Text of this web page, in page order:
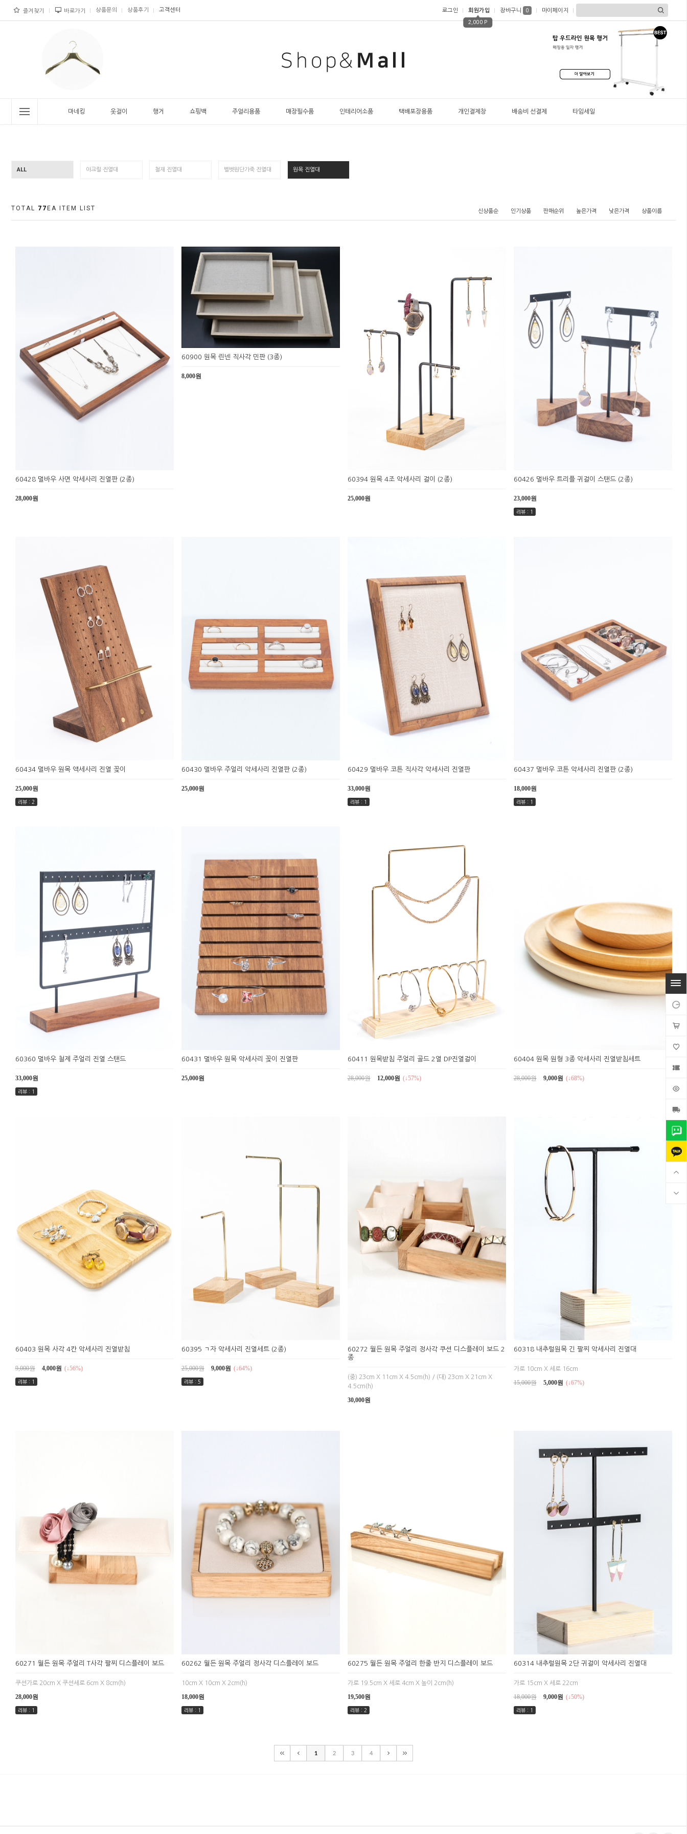
즐겨찾기 바로가기 상품문의 상품후기 고객센터 로그인 회원가입
2,000 P
장바구니 0 마이페이지
마네킹 옷걸이 행거 쇼핑백 주얼리용품 매장필수품 인테리어소품 택배포장용품 개인결제창 배송비 선결제 타임세일
ALL 아크릴 진열대 철재 진열대 벨벳원단가죽 진열대 원목 진열대
TOTAL 77 EA ITEM LIST 신상품순 인기상품 판매순위 높은가격 낮은가격 상품이름
60428 멀바우 사면 악세사리 진열판 (2종)
28,000원
60900 원목 린넨 직사각 민판 (3종)
8,000원
60394 원목 4조 악세사리 걸이 (2종)
25,000원
60426 멀바우 트리플 귀걸이 스탠드 (2종)
23,000원
리뷰 : 1
60434 멀바우 원목 액세사리 진열 꽂이
25,000원
리뷰 : 2
60430 멀바우 주얼리 악세사리 진열판 (2종)
25,000원
60429 멀바우 코튼 직사각 악세사리 진열판
33,000원
리뷰 : 1
60437 멀바우 코튼 악세사리 진열판 (2종)
18,000원
리뷰 : 1
60360 멀바우 철제 주얼리 진열 스탠드
33,000원
리뷰 : 1
60431 멀바우 원목 악세사리 꽂이 진열판
25,000원
60411 원목받침 주얼리 골드 2열 DP진열걸이
28,000원 12,000원 (↓57%)
60404 원목 원형 3종 악세사리 진열받침세트
28,000원 9,000원 (↓68%)
60403 원목 사각 4칸 악세사리 진열받침
9,000원 4,000원 (↓56%)
리뷰 : 1
60395 ㄱ자 악세사리 진열세트 (2종)
25,000원 9,000원 (↓64%)
리뷰 : 5
60272 월든 원목 주얼리 정사각 쿠션 디스플레이 보드 2
종
(중) 23cm X 11cm X 4.5cm(h) / (대) 23cm X 21cm X
4.5cm(h)
30,000원
60318 내추럴원목 긴 팔찌 악세사리 진열대
가로 10cm X 세로 16cm
15,000원 5,000원 (↓67%)
60271 월든 원목 주얼리 T사각 팔찌 디스플레이 보드
쿠션가로 20cm X 쿠션세로 6cm X 8cm(h)
28,000원
리뷰 : 1
60262 월든 원목 주얼리 정사각 디스플레이 보드
10cm X 10cm X 2cm(h)
18,000원
리뷰 : 1
60275 월든 원목 주얼리 한줄 반지 디스플레이 보드
가로 19.5cm X 세로 4cm X 높이 2cm(h)
19,500원
리뷰 : 2
60314 내추럴원목 2단 귀걸이 악세사리 진열대
가로 15cm X 세로 22cm
18,000원 9,000원 (↓50%)
리뷰 : 1
1 2 3 4